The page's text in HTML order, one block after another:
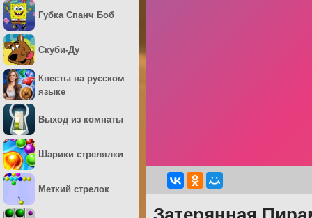
Губка Спанч Боб
Скуби-Ду
Квесты на русском
языке
Выход из комнаты
Шарики стрелялки
Меткий стрелок